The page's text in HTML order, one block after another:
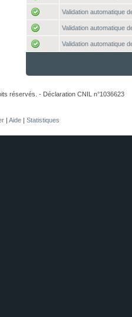
Validation automatique
Validation automatique
Validation automatique
réservés. - Déclaration CNIL n°1036623
| Aide | Statistiques